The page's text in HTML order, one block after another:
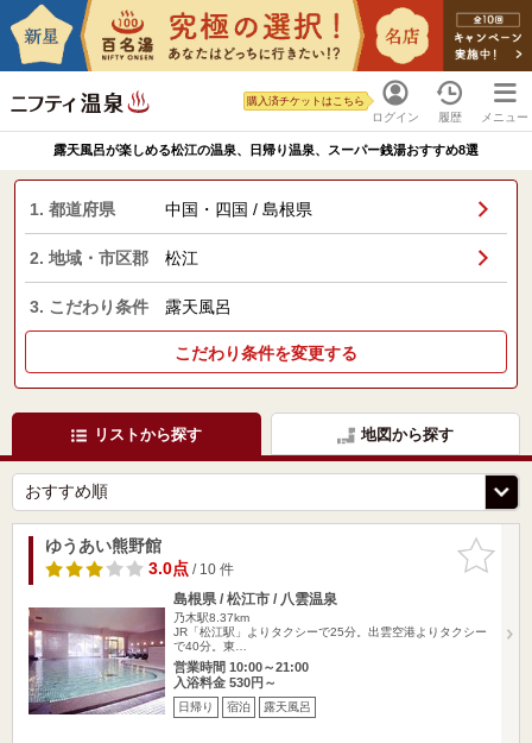
ログイン
購入済チケットはこちら
履歴 メニュー
露天風呂が楽しめる松江の温泉、日帰り温泉、スーパー銭湯おすすめ8選
1. 都道府県 中国・四国 / 島根県
2. 地域・市区郡 松江
3. こだわり条件 露天風呂
こだわり条件を変更する
リストから探す 地図から探す
お気に入
りに追加
ゆうあい熊野館
3.0点/ 10 件
島根県 / 松江市 / 八雲温泉
乃木駅8.37km
JR「松江駅」よりタクシーで25分。出雲空港よりタクシー
で40分。東…
営業時間 10:00～21:00
入浴料金 530円～
日帰り 宿泊 露天風呂